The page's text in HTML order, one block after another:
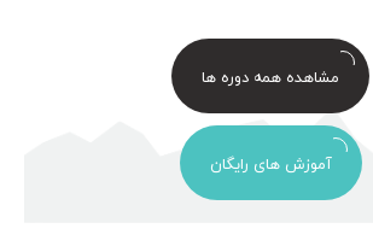
مشاهده همه دوره ها
آموزش های رایگان